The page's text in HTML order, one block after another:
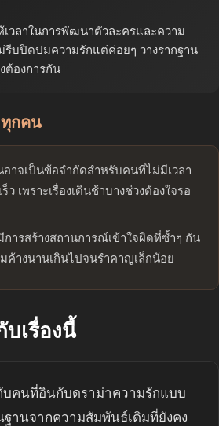
วลาในการพัฒนาตัวละครและความ
รีบปิดปมความรักแต่ค่อยๆ วางรากฐาน
ต้องการกัน
กคน
อาจเป็นข้อจำกัดสำหรับคนที่ไม่มีเวลา
เพราะเรื่องเดินช้าบางช่วงต้องใจรอ
การสร้างสถานการณ์เข้าใจผิดที่ซ้ำๆ กัน
ค้างนานเกินไปจนรำคาญเล็กน้อย
เรื่องนี้
บคนที่อินกับดราม่าความรักแบบ
านจากความสัมพันธ์เดิมที่ยังคง